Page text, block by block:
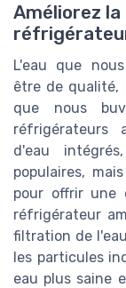
Améliorez
L'eau que
être de qualité,
que nous
réfrigérateurs
d'eau
populaires,
pour offrir une
réfrigérateur
filtration de
les particules
eau plus saine